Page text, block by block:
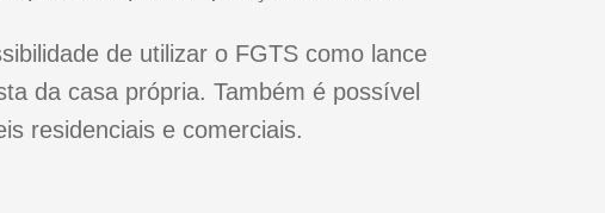
de utilizar o FGTS como lance
da casa própria. Também é possível
residenciais e comerciais.